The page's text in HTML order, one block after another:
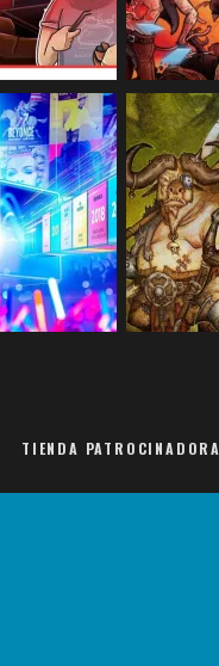
TIENDA PATROCINADORA